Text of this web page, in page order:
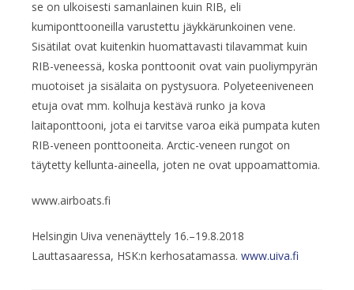
se on ulkoisesti samanlainen kuin RIB, eli
kumiponttooneilla varustettu jäykkärunkoinen vene.
Sisätilat ovat kuitenkin huomattavasti tilavammat kuin
RIB-veneessä, koska ponttoonit ovat vain puoliympyrän
muotoiset ja sisälaita on pystysuora. Polyeteeniveneen
etuja ovat mm. kolhuja kestävä runko ja kova
laitaponttooni, jota ei tarvitse varoa eikä pumpata kuten
RIB-veneen ponttooneita. Arctic-veneen rungot on
täytetty kellunta-aineella, joten ne ovat uppoamattomia.
www.airboats.fi
Helsingin Uiva venenäyttely 16.–19.8.2018
Lauttasaaressa, HSK:n kerhosatamassa. www.uiva.fi